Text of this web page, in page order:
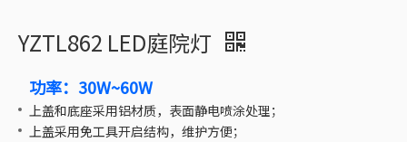
YZTL862 LED庭院灯
功率：30W~60W
上盖和底座采用铝材质，表面静电喷涂处理；
上盖采用免工具开启结构，维护方便；